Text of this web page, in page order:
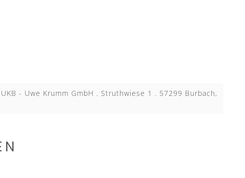
- Uwe Krumm GmbH . Struthwiese 1 . 57299 Burbach,